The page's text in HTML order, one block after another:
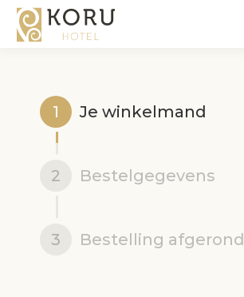
Je winkelmand
1
Bestelgegevens
2
Bestelling afgerond
3